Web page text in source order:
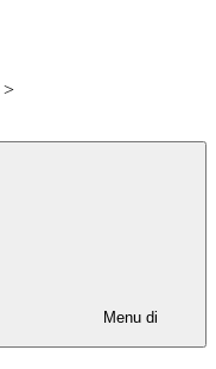
>
Menu di